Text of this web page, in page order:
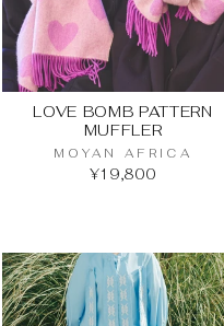
LOVE BOMB PATTERN
MUFFLER
MOYAN AFRICA
¥19,800